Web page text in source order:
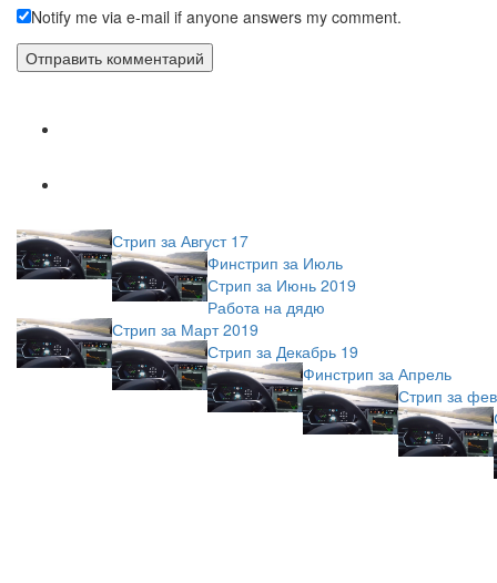
Notify me via e-mail if anyone answers my comment.
Стрип за Август 17
Финстрип за Июль
Стрип за Июнь 2019
Работа на дядю
Стрип за Март 2019
Стрип за Декабрь 19
Финстрип за Апрель
Стрип за